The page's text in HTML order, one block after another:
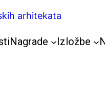
Nagrade Izložbe